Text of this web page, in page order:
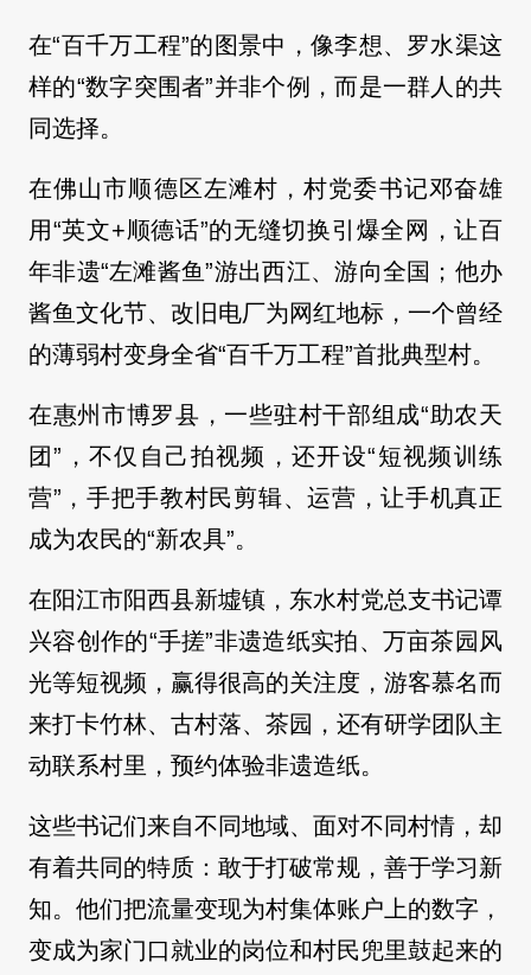
在“百千万工程”的图景中，像李想、罗水渠这
样的“数字突围者”并非个例，而是一群人的共
同选择。
在佛山市顺德区左滩村，村党委书记邓奋雄
用“英文+顺德话”的无缝切换引爆全网，让百
年非遗“左滩酱鱼”游出西江、游向全国；他办
酱鱼文化节、改旧电厂为网红地标，一个曾经
的薄弱村变身全省“百千万工程”首批典型村。
在惠州市博罗县，一些驻村干部组成“助农天
团”，不仅自己拍视频，还开设“短视频训练
营”，手把手教村民剪辑、运营，让手机真正
成为农民的“新农具”。
在阳江市阳西县新墟镇，东水村党总支书记谭
兴容创作的“手搓”非遗造纸实拍、万亩茶园风
光等短视频，赢得很高的关注度，游客慕名而
来打卡竹林、古村落、茶园，还有研学团队主
动联系村里，预约体验非遗造纸。
这些书记们来自不同地域、面对不同村情，却
有着共同的特质：敢于打破常规，善于学习新
知。他们把流量变现为村集体账户上的数字，
变成为家门口就业的岗位和村民兜里鼓起来的